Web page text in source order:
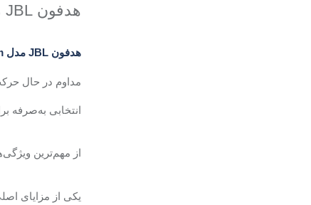
هدفون JBL
هدفون JBL مدل Tune Beam
مداوم در حال
انتخابی به‌صرفه
از مهم‌ترین ویژگی‌
یکی از مزایای